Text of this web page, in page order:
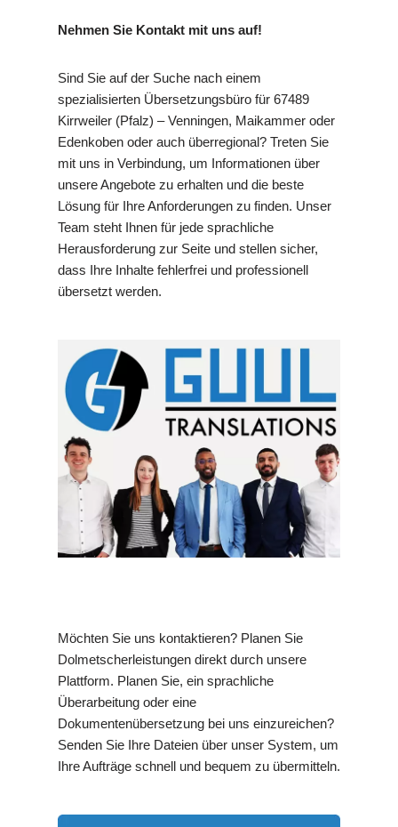
Nehmen Sie Kontakt mit uns auf!
Sind Sie auf der Suche nach einem
spezialisierten Übersetzungsbüro für 67489
Kirrweiler (Pfalz) – Venningen, Maikammer oder
Edenkoben oder auch überregional? Treten Sie
mit uns in Verbindung, um Informationen über
unsere Angebote zu erhalten und die beste
Lösung für Ihre Anforderungen zu finden. Unser
Team steht Ihnen für jede sprachliche
Herausforderung zur Seite und stellen sicher,
dass Ihre Inhalte fehlerfrei und professionell
übersetzt werden.
Möchten Sie uns kontaktieren? Planen Sie
Dolmetscherleistungen direkt durch unsere
Plattform. Planen Sie, ein sprachliche
Überarbeitung oder eine
Dokumentenübersetzung bei uns einzureichen?
Senden Sie Ihre Dateien über unser System, um
Ihre Aufträge schnell und bequem zu übermitteln.